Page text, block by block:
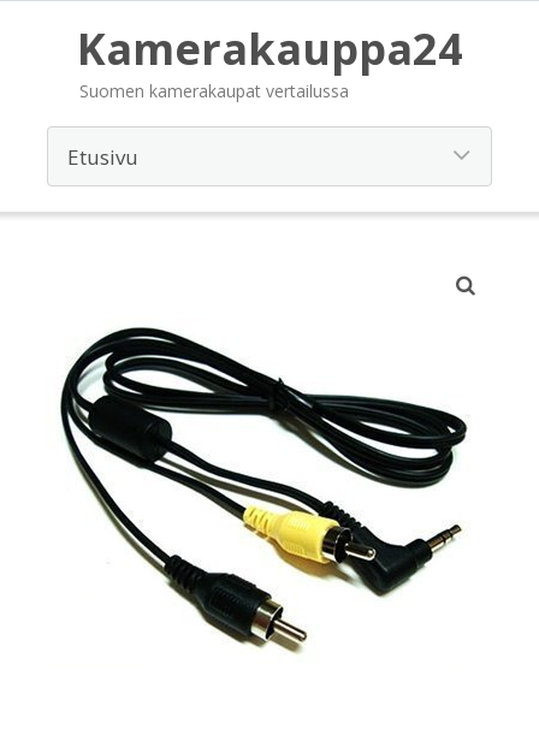
Kamerakauppa24
Suomen kamerakaupat vertailussa